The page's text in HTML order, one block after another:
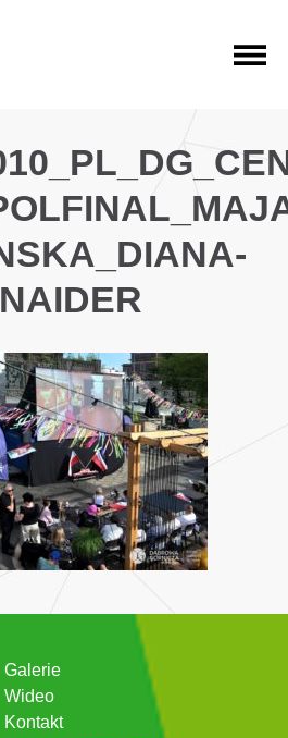
GŁÓWNEGO
Galerie
Wideo
Kontakt